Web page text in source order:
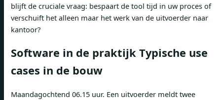
blijft de cruciale vraag: bespaart de tool tijd in uw proces of
verschuift het alleen maar het werk van de uitvoerder naar
kantoor?
Software in de praktijk Typische use
cases in de bouw
Maandagochtend 06.15 uur. Een uitvoerder meldt twee